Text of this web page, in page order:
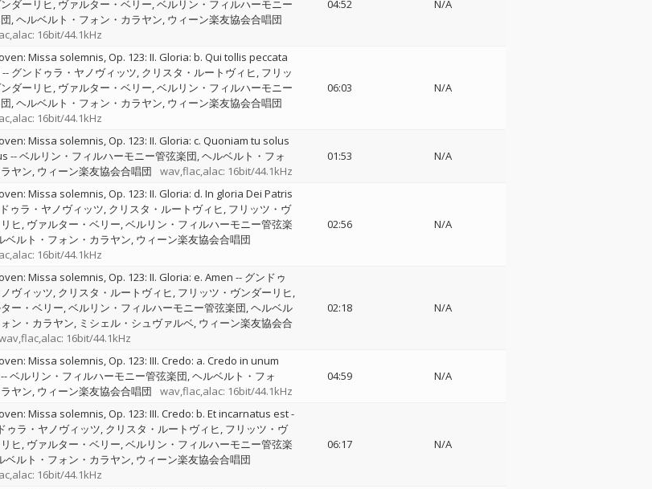
ダーリヒ ヴァルター・ベリー ベルリン・フィルハーモニー
ヘルベルト・フォン・カラヤン ウィーン楽友協会合唱団
16bit/44.1kHz
04:52 N/A
Missa solemnis, Op. 123: II. Gloria: b. Qui tollis peccata
-- グンドゥラ・ヤノヴィッツ クリスタ・ルートヴィヒ フリッ
ダーリヒ ヴァルター・ベリー ベルリン・フィルハーモニー
ヘルベルト・フォン・カラヤン ウィーン楽友協会合唱団
16bit/44.1kHz
06:03 N/A
Missa solemnis, Op. 123: II. Gloria: c. Quoniam tu solus
--ベルリン・フィルハーモニー管弦楽団 ヘルベルト・フォ
ヤン ウィーン楽友協会合唱団 wav,flac,alac: 16bit/44.1kHz
01:53 N/A
Missa solemnis, Op. 123: II. Gloria: d. In gloria Dei Patris
ゥラ・ヤノヴィッツ クリスタ・ルートヴィヒ フリッツ・ヴ
ヒ ヴァルター・ベリー ベルリン・フィルハーモニー管弦楽
ベルト・フォン・カラヤン ウィーン楽友協会合唱団
16bit/44.1kHz
02:56 N/A
Missa solemnis, Op. 123: II. Gloria: e. Amen -- グンドゥ
ヴィッツ クリスタ・ルートヴィヒ フリッツ・ヴンダーリヒ
ー・ベリー ベルリン・フィルハーモニー管弦楽団 ヘルベル
ン・カラヤン ミシェル・シュヴァルベ ウィーン楽友協会合
16bit/44.1kHz
02:18 N/A
Missa solemnis, Op. 123: III. Credo: a. Credo in unum
--ベルリン・フィルハーモニー管弦楽団 ヘルベルト・フォ
ヤン ウィーン楽友協会合唱団 wav,flac,alac: 16bit/44.1kHz
04:59 N/A
Missa solemnis, Op. 123: III. Credo: b. Et incarnatus est-
ゥラ・ヤノヴィッツ クリスタ・ルートヴィヒ フリッツ・ヴ
ヒ ヴァルター・ベリー ベルリン・フィルハーモニー管弦楽
ベルト・フォン・カラヤン ウィーン楽友協会合唱団
16bit/44.1kHz
06:17 N/A